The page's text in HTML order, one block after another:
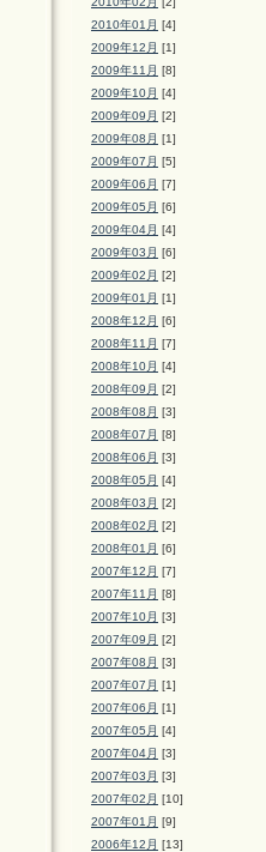
2010年01月 [4]
2009年12月 [1]
2009年11月 [8]
2009年10月 [4]
2009年09月 [2]
2009年08月 [1]
2009年07月 [5]
2009年06月 [7]
2009年05月 [6]
2009年04月 [4]
2009年03月 [6]
2009年02月 [2]
2009年01月 [1]
2008年12月 [6]
2008年11月 [7]
2008年10月 [4]
2008年09月 [2]
2008年08月 [3]
2008年07月 [8]
2008年06月 [3]
2008年05月 [4]
2008年03月 [2]
2008年02月 [2]
2008年01月 [6]
2007年12月 [7]
2007年11月 [8]
2007年10月 [3]
2007年09月 [2]
2007年08月 [3]
2007年07月 [1]
2007年06月 [1]
2007年05月 [4]
2007年04月 [3]
2007年03月 [3]
2007年02月 [10]
2007年01月 [9]
2006年12月 [13]